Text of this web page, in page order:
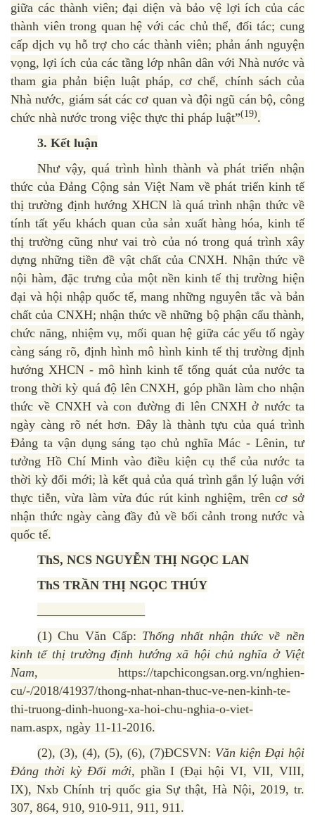
giữa các thành viên; đại diện và bảo vệ lợi ích của các
thành viên trong quan hệ với các chủ thể, đối tác; cung
cấp dịch vụ hỗ trợ cho các thành viên; phản ánh nguyện
vọng, lợi ích của các tầng lớp nhân dân với Nhà nước và
tham gia phản biện luật pháp, cơ chế, chính sách của
Nhà nước, giám sát các cơ quan và đội ngũ cán bộ, công
chức nhà nước trong việc thực thi pháp luật”(19).
3. Kết luận
Như vậy, quá trình hình thành và phát triển nhận
thức của Đảng Cộng sản Việt Nam về phát triển kinh tế
thị trường định hướng XHCN là quá trình nhận thức về
tính tất yếu khách quan của sản xuất hàng hóa, kinh tế
thị trường cũng như vai trò của nó trong quá trình xây
dựng những tiền đề vật chất của CNXH. Nhận thức về
nội hàm, đặc trưng của một nền kinh tế thị trường hiện
đại và hội nhập quốc tế, mang những nguyên tắc và bản
chất của CNXH; nhận thức về những bộ phận cấu thành,
chức năng, nhiệm vụ, mối quan hệ giữa các yếu tố ngày
càng sáng rõ, định hình mô hình kinh tế thị trường định
hướng XHCN - mô hình kinh tế tổng quát của nước ta
trong thời kỳ quá độ lên CNXH, góp phần làm cho nhận
thức về CNXH và con đường đi lên CNXH ở nước ta
ngày càng rõ nét hơn. Đây là thành tựu của quá trình
Đảng ta vận dụng sáng tạo chủ nghĩa Mác - Lênin, tư
tưởng Hồ Chí Minh vào điều kiện cụ thể của nước ta
thời kỳ đổi mới; là kết quả của quá trình gắn lý luận với
thực tiễn, vừa làm vừa đúc rút kinh nghiệm, trên cơ sở
nhận thức ngày càng đầy đủ về bối cảnh trong nước và
quốc tế.
ThS, NCS NGUYỄN THỊ NGỌC LAN
ThS TRẦN THỊ NGỌC THÚY
(1) Chu Văn Cấp: Thống nhất nhận thức về nền
kinh tế thị trường định hướng xã hội chủ nghĩa ở Việt
Nam, https://tapchicongsan.org.vn/nghien-
cu/-/2018/41937/thong-nhat-nhan-thuc-ve-nen-kinh-te-
thi-truong-dinh-huong-xa-hoi-chu-nghia-o-viet-
nam.aspx, ngày 11-11-2016.
(2), (3), (4), (5), (6), (7)ĐCSVN: Văn kiện Đại hội
Đảng thời kỳ Đổi mới, phần I (Đại hội VI, VII, VIII,
IX), Nxb Chính trị quốc gia Sự thật, Hà Nội, 2019, tr.
307, 864, 910, 910-911, 911, 911.